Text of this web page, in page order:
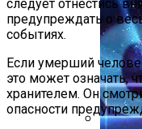
следует отнестись
предупреждать о
событиях.
Если умерший
это может означать,
хранителем. Он
опасности